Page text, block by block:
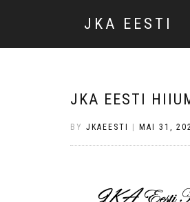
JKA EESTI
JKA EESTI
BY JKAEESTI MAI 31,